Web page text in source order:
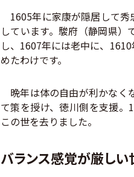
1605年に家康が隠居して秀
しています。駿府（静岡県
し、1607年には老中に、
めたわけです。
晩年は体の自由が利かなく
て策を授け、徳川側を支援。
この世を去りました。
バランス感覚が厳し